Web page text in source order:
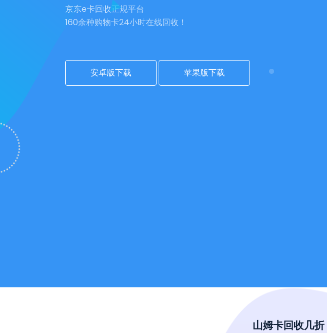
京东e卡回收正规平台
160余种购物卡24小时在线回收！
安卓版下载 苹果版下载
山姆卡回收几